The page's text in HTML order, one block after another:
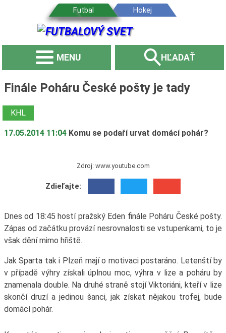
MENU HĽADAŤ
Finále Poháru České pošty je tady
KHL
17.05.2014 11:04 Komu se podaří urvat domácí pohár?
Zdroj: www.youtube.com
Zdieľajte:
Dnes od 18:45 hostí pražský Eden finále Poháru České pošty.
Zápas od začátku provází nesrovnalosti se vstupenkami, to je
však dění mimo hřiště.
Jak Sparta tak i Plzeň mají o motivaci postaráno. Letenští by
v případě výhry získali úplnou moc, výhra v lize a poháru by
znamenala double. Na druhé straně stojí Viktoriáni, kteří v lize
skončí druzí a jedinou šanci, jak získat nějakou trofej, bude
domácí pohár.